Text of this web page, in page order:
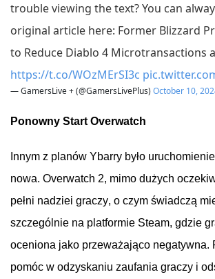
trouble viewing the text? You can
original article here: Former Blizzard
to Reduce Diablo 4 Microtransactions
https://t.co/WOzMErSI3c
— GamersLive + (@GamersLivePlus) October 10,
Ponowny Start Overwatch
Innym z planów Ybarry było uruchomienie
nowa. Overwatch 2, mimo dużych
pełni nadziei graczy, o czym świadczą
szczególnie na platformie Steam, gdzie
oceniona jako przeważająco negatywna.
pomóc w odzyskaniu zaufania graczy i